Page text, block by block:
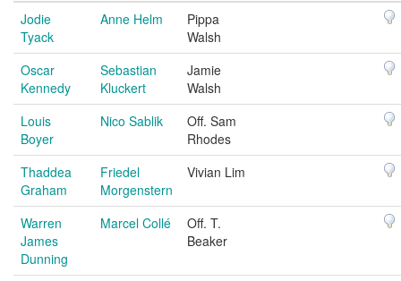
Jodie
Tyack
Anne Helm
Pippa
Walsh
Oscar
Kennedy
Sebastian
Kluckert
Jamie
Walsh
Louis
Boyer
Nico Sablik
Off. Sam
Rhodes
Thaddea
Graham
Friedel
Morgenstern
Vivian Lim
Warren
James
Dunning
Marcel Collé
Off. T.
Beaker